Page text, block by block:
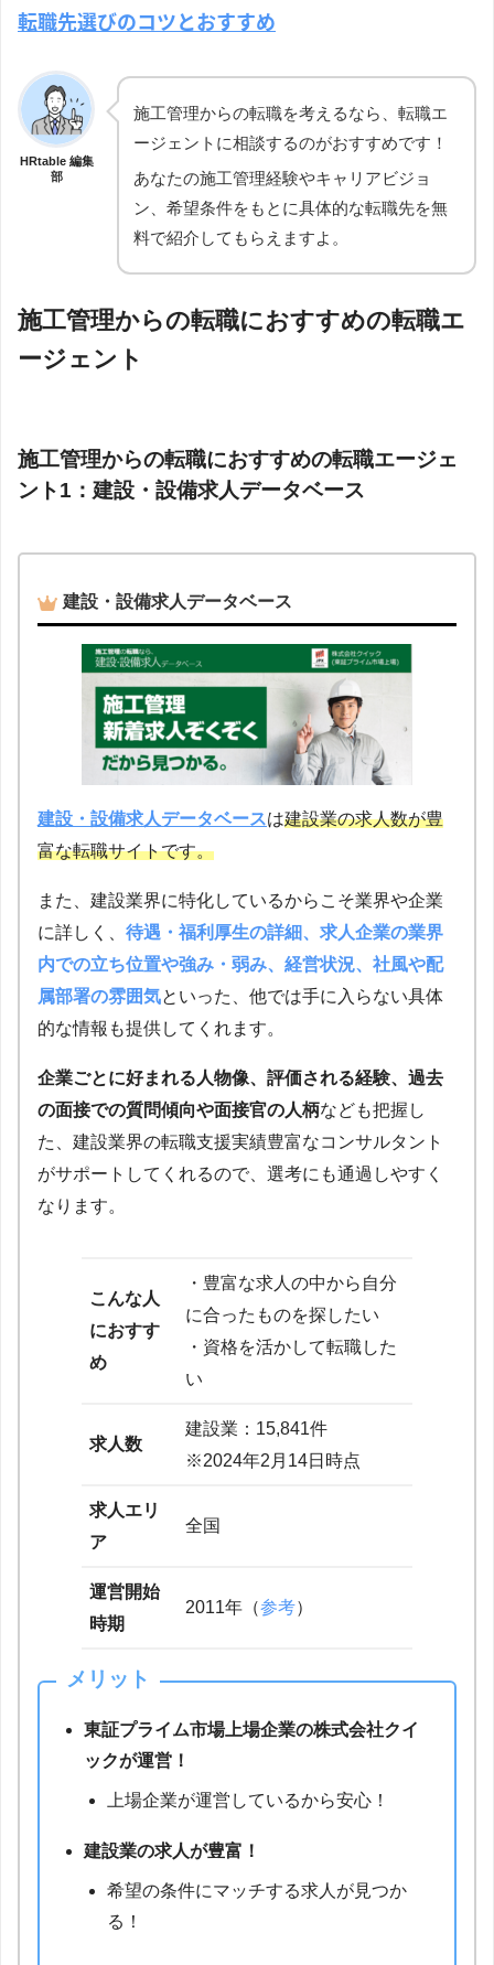
転職先選びのコツとおすすめ
HRtable 編集
部
施工管理からの転職を考えるなら、転職エ
ージェントに相談するのがおすすめです！
あなたの施工管理経験やキャリアビジョ
ン、希望条件をもとに具体的な転職先を無
料で紹介してもらえますよ。
施工管理からの転職におすすめの転職エ
ージェント
施工管理からの転職におすすめの転職エージェ
ント1：建設・設備求人データベース
建設・設備求人データベース
建設・設備求人データベースは建設業の求人数が豊
富な転職サイトです。
また、建設業界に特化しているからこそ業界や企業
に詳しく、 待遇・福利厚生の詳細、求人企業の業界
内での立ち位置や強み・弱み、経営状況、社風や配
属部署の雰囲気といった、他では手に入らない具体
的な情報も提供してくれます。
企業ごとに好まれる人物像、評価される経験、過去
の面接での質問傾向や面接官の人柄なども把握し
た、建設業界の転職支援実績豊富なコンサルタント
がサポートしてくれるので、選考にも通過しやすく
なります。
こんな人
におすす
め
・豊富な求人の中から自分
に合ったものを探したい
・資格を活かして転職した
い
求人数
建設業：15,841件
※2024年2月14日時点
求人エリ
ア
全国
運営開始
時期
2011年（参考）
メリット
東証プライム市場上場企業の株式会社クイ
ックが運営！
上場企業が運営しているから安心！
建設業の求人が豊富！
希望の条件にマッチする求人が見つか
る！